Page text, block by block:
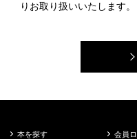
りお取り扱いいたします。
本を探す 会員